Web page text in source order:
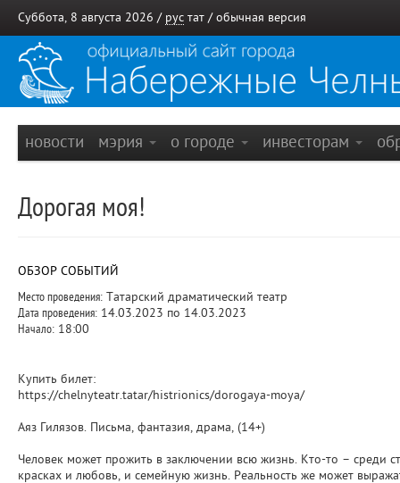
Суббота, 8 августа 2026 / рус тат / обычная версия
новости мэрия о городе инвесторам
Дорогая моя!
ОБЗОР СОБЫТИЙ
Место проведения: Татарский драматический театр
Дата проведения: 14.03.2023 по 14.03.2023
Начало: 18:00
Купить билет:
https://chelnyteatr.tatar/histrionics/dorogaya-moya/
Аяз Гилязов. Письма, фантазия, драма, (14+)
Человек может прожить в заключении всю жизнь. Кто-то – среди
красках и любовь, и семейную жизнь. Реальность же может